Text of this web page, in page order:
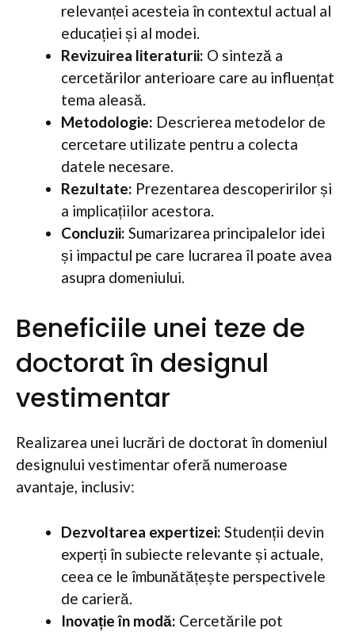
relevanței acesteia în contextul actual al
educației și al modei.
Revizuirea literaturii: O sinteză a
cercetărilor anterioare care au influențat
tema aleasă.
Metodologie: Descrierea metodelor de
cercetare utilizate pentru a colecta
datele necesare.
Rezultate: Prezentarea descoperirilor și
a implicațiilor acestora.
Concluzii: Sumarizarea principalelor idei
și impactul pe care lucrarea îl poate avea
asupra domeniului.
Beneficiile unei teze de
doctorat în designul
vestimentar
Realizarea unei lucrări de doctorat în domeniul
designului vestimentar oferă numeroase
avantaje, inclusiv:
Dezvoltarea expertizei: Studenții devin
experți în subiecte relevante și actuale,
ceea ce le îmbunătățește perspectivele
de carieră.
Inovație în modă: Cercetările pot